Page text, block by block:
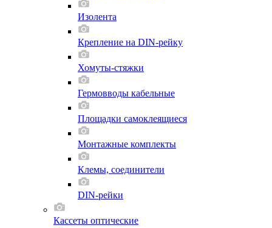
Изолента
Крепление на DIN-рейку
Хомуты-стяжки
Гермовводы кабельные
Площадки самоклеящиеся
Монтажные комплекты
Клемы, соединители
DIN-рейки
Кассеты оптические